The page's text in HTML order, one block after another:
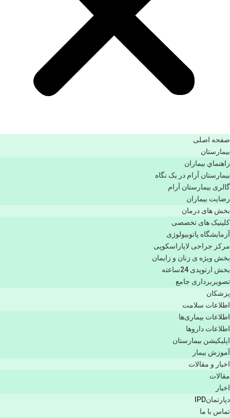
صفحه اصلی
بيمارستان
راهنماي بیماران
بیمارستان آرام در یک نگاه
گالری بیمارستان آرام
رضایت بیماران
بخش های درمان
کلینیک های تخصصی
آزمایشگاه پاتوبیولوژی
مرکز جراحی لاپاراسکوپی
بخش ویژه ی زنان و زایمان
بخش ارتوپدی 24ساعته
تصویربرداری جامع
پزشكان
اطلاعات سلامت
اطلاعات بیماری‌ها
اطلاعات دارو‌ها
اپليكيشن بيمارستان
آموزش بیمار
اخبار و مقالات
مقالات
اخبار
دپارتمانIPD
تماس با ما